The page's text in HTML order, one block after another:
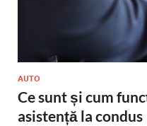
AUTO
Ce sunt și cum
asistență la condus